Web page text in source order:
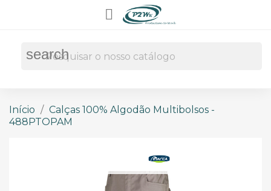

search
Início
Calças 100% Algodão Multibolsos -
488PTOPAM